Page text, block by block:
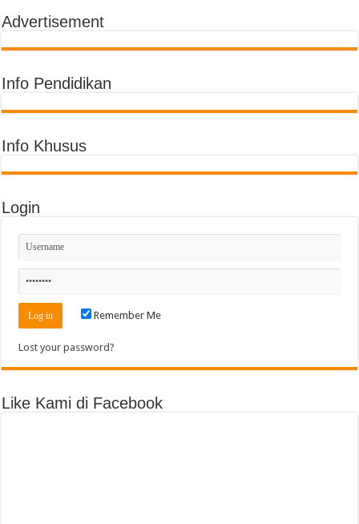
Advertisement
Info Pendidikan
Info Khusus
Login
Remember Me
Lost your password?
Like Kami di Facebook